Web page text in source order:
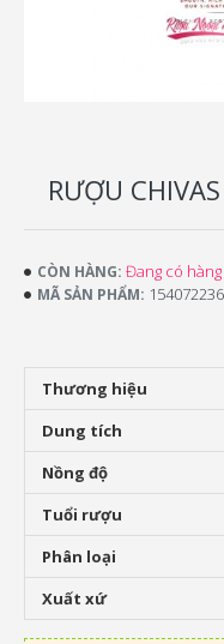
RƯỢU
Thương hiệu
Dung tích
Nồng độ
Tuổi rượu
Phân loại
Xuất xứ
CÒN HÀNG: Đang có hàng
MÃ SẢN PHẨM: